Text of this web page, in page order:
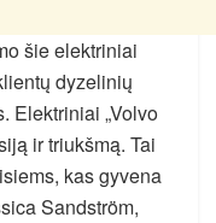
šie elektriniai
dyzelinių
Elektriniai „Volvo
ir triukšmą. Tai
kas gyvena
Sandström,